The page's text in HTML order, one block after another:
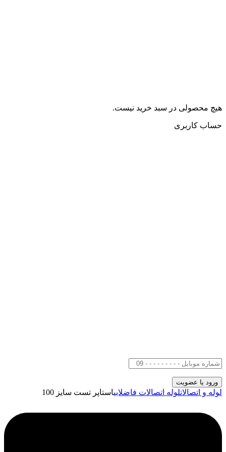
هیچ محصولی در سبد خرید نیست.
حساب کاربری
لوله و اتصالاتلوله اتصالات فاضلابیاستاپر تست سایز 100